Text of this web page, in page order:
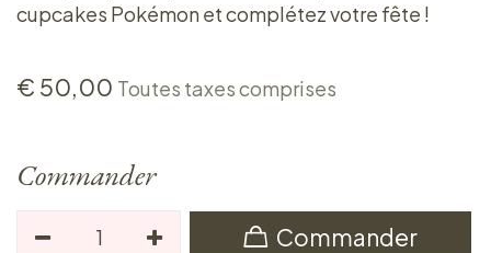
cupcakes Pokémon et complétez votre fête !
€ 50,00 Toutes taxes comprises
Commander
Commander